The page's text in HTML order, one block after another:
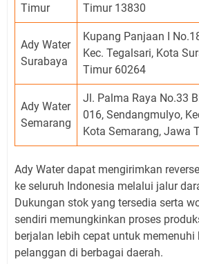
Timur
Timur 13830
Ady Water
Surabaya
Kupang Panjaan I
Kec. Tegalsari, Kota
Timur 60264
Ady Water
Semarang
Jl. Palma Raya No.33
016, Sendangmulyo,
Kota Semarang, Jawa
Ady Water dapat mengirimkan
ke seluruh Indonesia melalui jalur
Dukungan stok yang tersedia serta
sendiri memungkinkan proses
berjalan lebih cepat untuk memenuhi
pelanggan di berbagai daerah.